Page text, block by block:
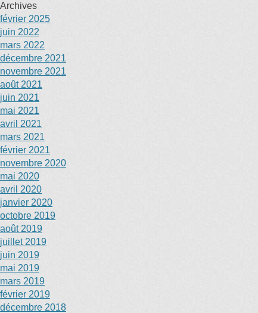
Archives
février 2025
juin 2022
mars 2022
décembre 2021
novembre 2021
août 2021
juin 2021
mai 2021
avril 2021
mars 2021
février 2021
novembre 2020
mai 2020
avril 2020
janvier 2020
octobre 2019
août 2019
juillet 2019
juin 2019
mai 2019
mars 2019
février 2019
décembre 2018